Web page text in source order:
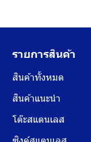
รายการสินค้า
สินค้าทั้งหมด
สินค้าแนะนำ
โต๊ะสแตนเลส